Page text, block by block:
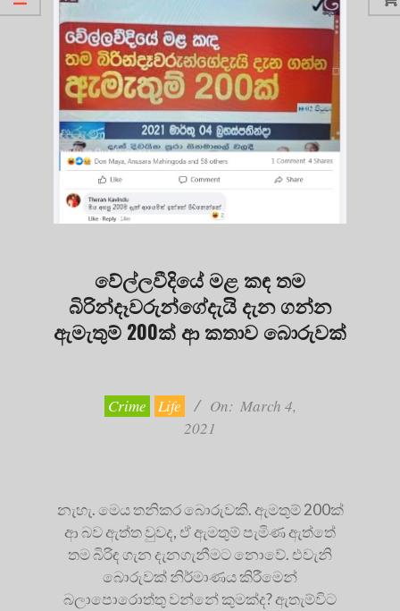
වේල්ලවීදියේ මළ කඳ තම
බිරින්දෑවරුන්ගේදැයි දැන ගන්න
ඇමැතුම් 200ක් ආ කතාව බොරුවක්
Crime Life On: March 4,
2021
නැහැ. මෙය තනිකර බොරුවකි. ඇමතුම් 200ක්
ආ බව ඇත්ත වුවද, ඒ ඇමතුම් පැමිණ ඇත්තේ
තම බිරිඳ ගැන දැනගැනීමට නොවේ. එවැනි
බොරුවක් නිර්මාණය කිරීමෙන්
බලාපොරොත්තු වන්නේ කුමක්ද? ඇතැම්විට